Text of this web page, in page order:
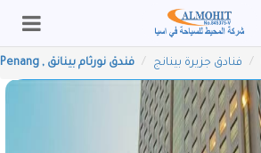
فنادق جزيرة بينانج فندق نورثام بينانق , Northam Hotel Penang و فنادق بينانج